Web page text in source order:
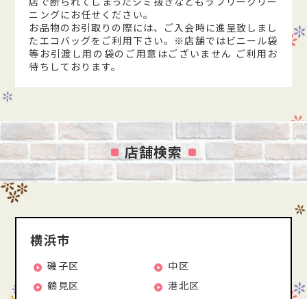
ニングにお任せください。
お品物のお引取りの際には、ご入会時に進呈致しまし
たエコバッグをご利用下さい。※店舗ではビニール袋
等お引渡し用の袋のご用意はございません ご利用お
待ちしております。
店舗検索
横浜市
磯子区
中区
鶴見区
港北区